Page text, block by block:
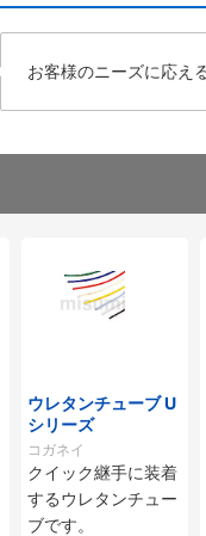
お客様のニーズに応え
ウレタンチューブ U
シリーズ
コガネイ
クイック継手に装着
するウレタンチュー
ブです。